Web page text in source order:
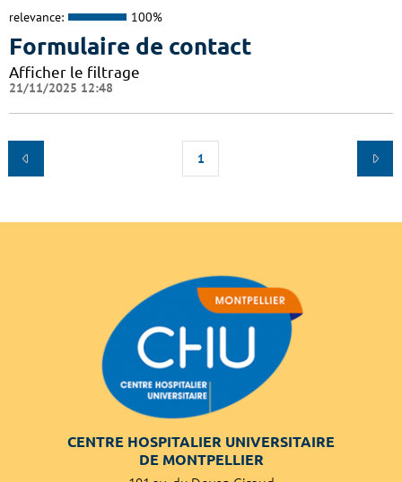
relevance: 100%
Formulaire de contact
Afficher le filtrage
21/11/2025 12:48
1
CENTRE HOSPITALIER UNIVERSITAIRE
DE MONTPELLIER